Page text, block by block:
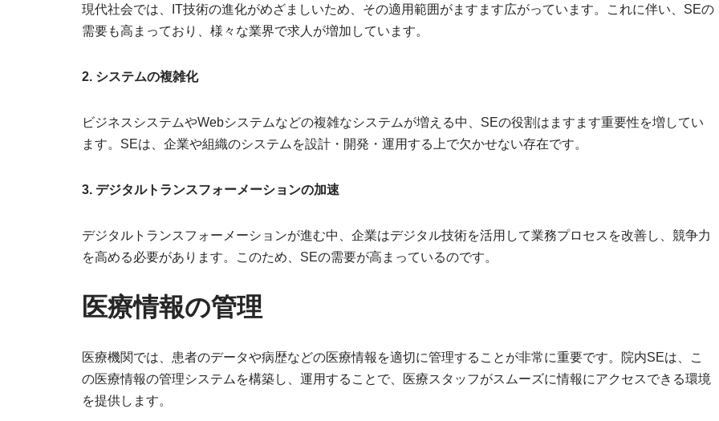
現代社会では、IT技術の進化がめざましいため、その適用範囲がますます広がっています。これに伴い、SEの
需要も高まっており、様々な業界で求人が増加しています。
2. システムの複雑化
ビジネスシステムやWebシステムなどの複雑なシステムが増える中、SEの役割はますます重要性を増してい
ます。SEは、企業や組織のシステムを設計・開発・運用する上で欠かせない存在です。
3. デジタルトランスフォーメーションの加速
デジタルトランスフォーメーションが進む中、企業はデジタル技術を活用して業務プロセスを改善し、競争力
を高める必要があります。このため、SEの需要が高まっているのです。
医療情報の管理
医療機関では、患者のデータや病歴などの医療情報を適切に管理することが非常に重要です。院内SEは、こ
の医療情報の管理システムを構築し、運用することで、医療スタッフがスムーズに情報にアクセスできる環境
を提供します。